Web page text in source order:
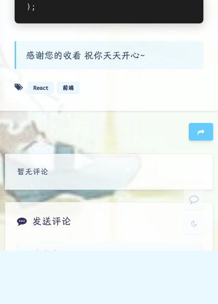
夜间模式
Serif
);
感谢您的收看 祝你天天开心~
React 前端
暂无评论
发送评论